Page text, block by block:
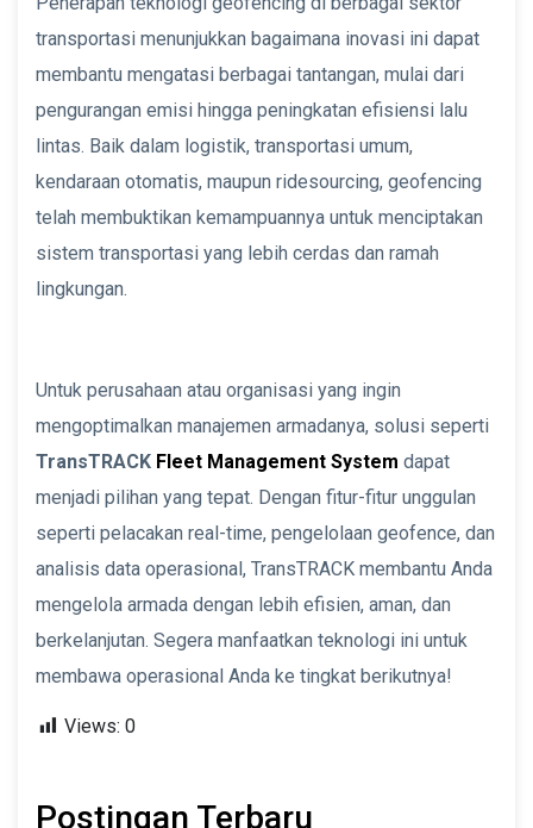
transportasi menunjukkan bagaimana inovasi ini dapat
membantu mengatasi berbagai tantangan, mulai dari
pengurangan emisi hingga peningkatan efisiensi lalu
lintas. Baik dalam logistik, transportasi umum,
kendaraan otomatis, maupun ridesourcing, geofencing
telah membuktikan kemampuannya untuk menciptakan
sistem transportasi yang lebih cerdas dan ramah
lingkungan.
Untuk perusahaan atau organisasi yang ingin
mengoptimalkan manajemen armadanya, solusi seperti
TransTRACK Fleet Management System dapat
menjadi pilihan yang tepat. Dengan fitur-fitur unggulan
seperti pelacakan real-time, pengelolaan geofence, dan
analisis data operasional, TransTRACK membantu Anda
mengelola armada dengan lebih efisien, aman, dan
berkelanjutan. Segera manfaatkan teknologi ini untuk
membawa operasional Anda ke tingkat berikutnya!
Views: 0
Postingan Terbaru